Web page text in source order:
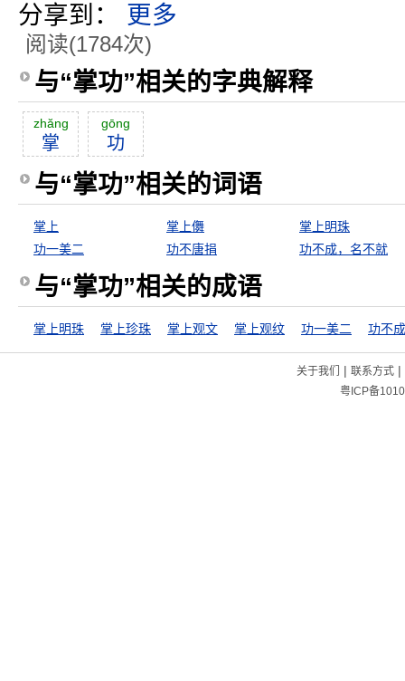
分享到： 更多
阅读(1784次)
与“掌功”相关的字典解释
zhăng
掌
gōng
功
与“掌功”相关的词语
掌上 掌上儛
掌上明珠
功一美二
功不唐捐 功不成，名不就
与“掌功”相关的成语
掌上明珠 掌上珍珠 掌上观文 掌上观纹 功一美二
关于我们 | 联系方式|
粤ICP备